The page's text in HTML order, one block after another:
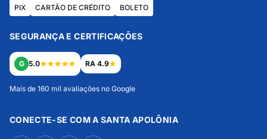
PIX CARTÃO DE CRÉDITO BOLETO
SEGURANÇA E CERTIFICAÇÕES
G 5.0 RA 4.9
Mais de 160 mil avaliações no Google
CONECTE-SE COM A SANTA APOLÔNIA